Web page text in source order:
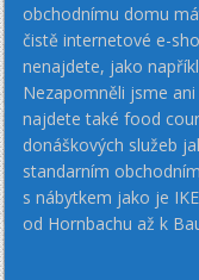
obchodnímu domu
čistě internetové e-
nenajdete, jako
Nezapomněli jsme
najdete také food
donáškových služeb
standarním
s nábytkem jako je
od Hornbachu až k